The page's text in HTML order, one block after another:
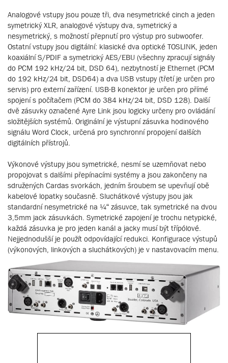
Analogové vstupy jsou pouze tři, dva nesymetrické cinch a jeden
symetrický XLR, analogové výstupy dva, symetrický a
nesymetrický, s možností přepnutí pro výstup pro subwoofer.
Ostatní vstupy jsou digitální: klasické dva optické TOSLINK, jeden
koaxiální S/PDIF a symetrický AES/EBU (všechny zpracují signály
do PCM 192 kHz/24 bit, DSD 64), nezbytností je Ethernet (PCM
do 192 kHz/24 bit, DSD64) a dva USB vstupy (třetí je určen pro
servis) pro externí zařízení. USB-B konektor je určen pro přímé
spojení s počítačem (PCM do 384 kHz/24 bit, DSD 128). Další
dvě zásuvky označené Ayre Link jsou logicky určeny pro ovládání
složitějších systémů. Originální je výstupní zásuvka hodinového
signálu Word Clock, určená pro synchronní propojení dalších
digitálních přístrojů.
Výkonové výstupy jsou symetrické, nesmí se uzemňovat nebo
propojovat s dalšími přepínacími systémy a jsou zakončeny na
sdružených Cardas svorkách, jedním šroubem se upevňují obě
kabelové lopatky současně. Sluchátkové výstupy jsou jak
standardní nesymetrické na ¼“ zásuvce, tak symetrické na dvou
3,5mm jack zásuvkách. Symetrické zapojení je trochu netypické,
každá zásuvka je pro jeden kanál a jacky musí být třípólové.
Nejjednodušší je použít odpovídající redukci. Konfigurace výstupů
(výkonových, linkových a sluchátkových) je v nastavovacím menu.